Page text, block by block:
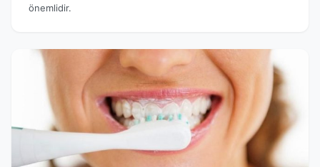
önemlidir.